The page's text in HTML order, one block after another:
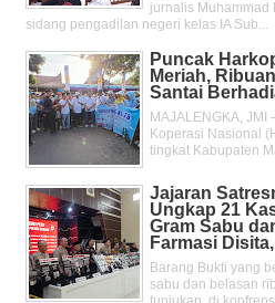
jurnalis Muhammad
sidang pengadilan negeri kelas IA Sub...
Puncak
Meriah,
Santai
MAJALENGKA, JMI
Koperasi Nasional
tingkat Kabupaten
Jajaran
Ungkap 21
Gram Sabu
Farmasi
Barang Bukti yang
sabu dan belasan